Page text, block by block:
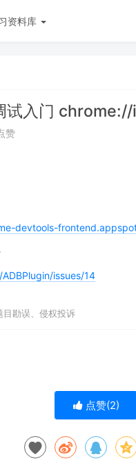
资料库
试入门
赞
devtools-
issues/14
目勘误、侵权投诉
点赞(2)